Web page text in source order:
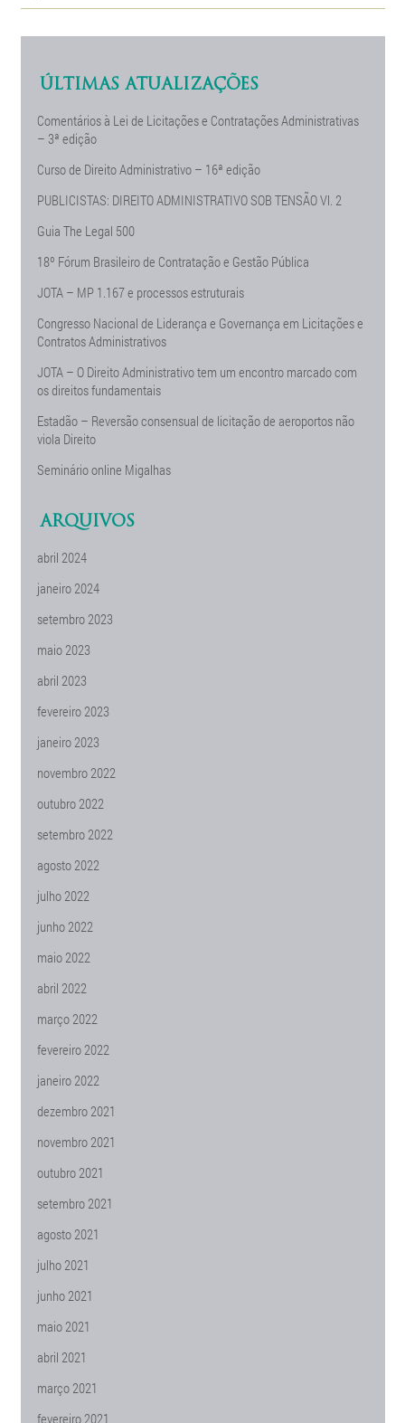
ÚLTIMAS ATUALIZAÇÕES
Comentários à Lei de Licitações e Contratações Administrativas
– 3ª edição
Curso de Direito Administrativo – 16ª edição
PUBLICISTAS: DIREITO ADMINISTRATIVO SOB TENSÃO Vl. 2
Guia The Legal 500
18º Fórum Brasileiro de Contratação e Gestão Pública
JOTA – MP 1.167 e processos estruturais
Congresso Nacional de Liderança e Governança em Licitações e
Contratos Administrativos
JOTA – O Direito Administrativo tem um encontro marcado com
os direitos fundamentais
Estadão – Reversão consensual de licitação de aeroportos não
viola Direito
Seminário online Migalhas
ARQUIVOS
abril 2024
janeiro 2024
setembro 2023
maio 2023
abril 2023
fevereiro 2023
janeiro 2023
novembro 2022
outubro 2022
setembro 2022
agosto 2022
julho 2022
junho 2022
maio 2022
abril 2022
março 2022
fevereiro 2022
janeiro 2022
dezembro 2021
novembro 2021
outubro 2021
setembro 2021
agosto 2021
julho 2021
junho 2021
maio 2021
abril 2021
março 2021
fevereiro 2021